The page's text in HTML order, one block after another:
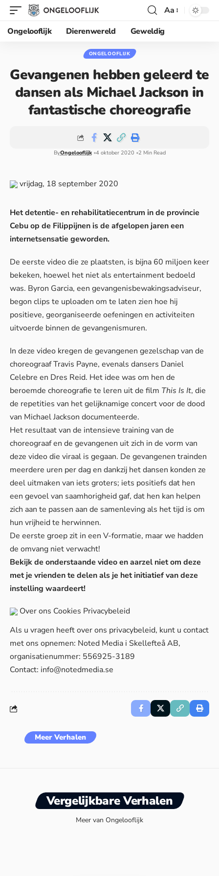
Aa
Ongelooflijk
Dierenwereld Geweldig
ONGELOOFLIJK
Gevangenen hebben geleerd te
dansen als Michael Jackson in
fantastische choreografie
ByOngelooflijk 4 oktober 2020 2 Min Read
vrijdag, 18 september 2020
Het detentie- en rehabilitatiecentrum in de provincie
Cebu op de Filippijnen is de afgelopen jaren een
internetsensatie geworden.
De eerste video die ze plaatsten, is bijna 60 miljoen keer
bekeken, hoewel het niet als entertainment bedoeld
was. Byron Garcia, een gevangenisbewakingsadviseur,
begon clips te uploaden om te laten zien hoe hij
positieve, georganiseerde oefeningen en activiteiten
uitvoerde binnen de gevangenismuren.
In deze video kregen de gevangenen gezelschap van de
choreograaf Travis Payne, evenals dansers Daniel
Celebre en Dres Reid. Het idee was om hen de
beroemde choreografie te leren uit de film This Is It, die
de repetities van het gelijknamige concert voor de dood
van Michael Jackson documenteerde.
Het resultaat van de intensieve training van de
choreograaf en de gevangenen uit zich in de vorm van
deze video die viraal is gegaan. De gevangenen trainden
meerdere uren per dag en dankzij het dansen konden ze
deel uitmaken van iets groters; iets positiefs dat hen
een gevoel van saamhorigheid gaf, dat hen kan helpen
zich aan te passen aan de samenleving als het tijd is om
hun vrijheid te herwinnen.
De eerste groep zit in een V-formatie, maar we hadden
de omvang niet verwacht!
Bekijk de onderstaande video en aarzel niet om deze
met je vrienden te delen als je het initiatief van deze
instelling waardeert!
Over ons Cookies Privacybeleid
Als u vragen heeft over ons privacybeleid, kunt u contact
met ons opnemen: Noted Media i Skellefteå AB,
organisatienummer: 556925-3189
Contact: info@notedmedia.se
Meer Verhalen
Vergelijkbare Verhalen
Meer van Ongelooflijk